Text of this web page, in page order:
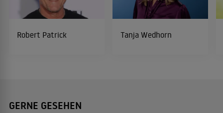
Robert Patrick Tanja Wedhorn
GERNE GESEHEN